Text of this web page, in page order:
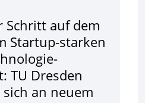
Schritt auf dem
Startup-starken
TU Dresden
sich an neuem